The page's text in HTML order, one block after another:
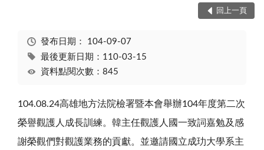
回上一頁
發布日期： 104-09-07
最後更新日期：110-03-15
資料點閱次數：845
104.08.24高雄地方法院檢署暨本會舉辦104年度第二次
榮譽觀護人成長訓練。韓主任觀護人國一致詞嘉勉及感
謝榮觀們對觀護業務的貢獻。並邀請國立成玏大學系主